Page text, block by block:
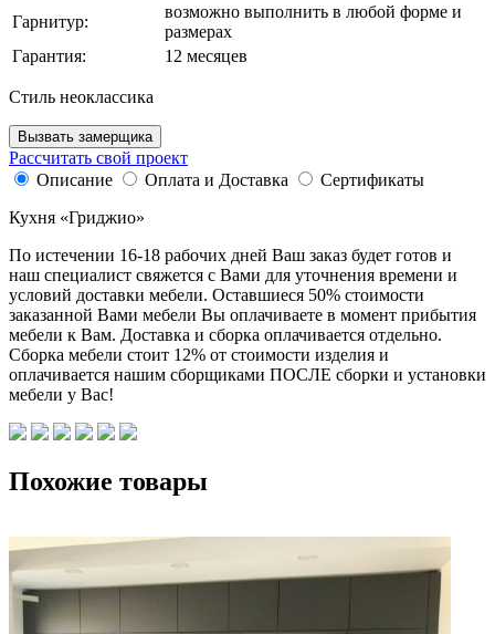
Гарнитур:
возможно выполнить в любой форме и
размерах
Гарантия:
12 месяцев
Стиль неоклассика
Вызвать замерщика
Рассчитать свой проект
Описание
Оплата и Доставка
Сертификаты
Кухня «Гриджио»
По истечении 16-18 рабочих дней Ваш заказ будет готов и
наш специалист свяжется с Вами для уточнения времени и
условий доставки мебели. Оставшиеся 50% стоимости
заказанной Вами мебели Вы оплачиваете в момент прибытия
мебели к Вам. Доставка и сборка оплачивается отдельно.
Сборка мебели стоит 12% от стоимости изделия и
оплачивается нашим сборщиками ПОСЛЕ сборки и установки
мебели у Вас!
Похожие товары